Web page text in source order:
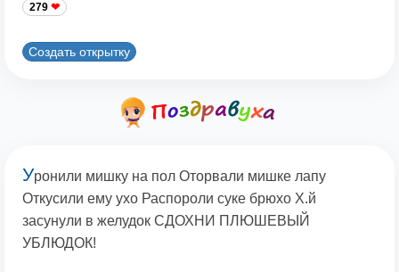
279
Создать открытку
Уронили мишку на пол Оторвали мишке лапу
Откусили ему ухо Распороли суке брюхо Х.й
засунули в желудок СДОХНИ ПЛЮШЕВЫЙ
УБЛЮДОК!